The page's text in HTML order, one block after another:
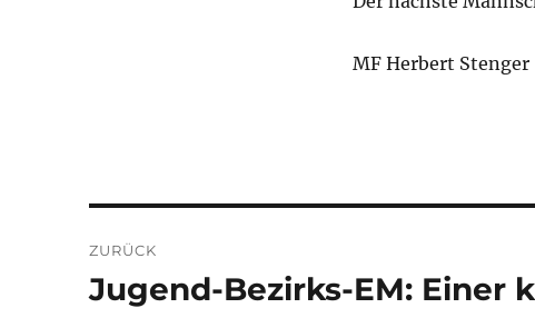
MF Herbert Stenger
ZURÜCK
Vorheriger
Jugend-Bezirks-EM: Einer